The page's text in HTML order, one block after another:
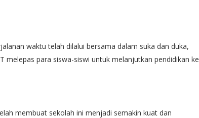
waktu telah dilalui bersama dalam suka dan duka,
melepas para siswa-siswi untuk melanjutkan pendidikan ke
membuat sekolah ini menjadi semakin kuat dan